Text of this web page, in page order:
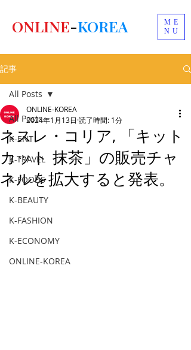
ME
NU
ONLINE-KOREA
記事
All Posts
K-ENT
K-TRAVEL
K-FOODS
K-BEAUTY
K-FASHION
K-ECONOMY
ONLINE-KOREA
All Posts
ネスレ・コリア, 「キット
カット 抹茶」の販売チャ
ネルを拡大すると発表。
ONLINE-KOREA
2024年1月13日 読了時間: 1分